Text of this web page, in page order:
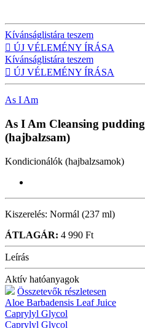
Kívánságlistára teszem
 ÚJ VÉLEMÉNY ÍRÁSA
Kívánságlistára teszem
 ÚJ VÉLEMÉNY ÍRÁSA
As I Am
As I Am Cleansing pudding
(hajbalzsam)
Kondicionálók (hajbalzsamok)
Kiszerelés: Normál (237 ml)
ÁTLAGÁR: 4 990 Ft
Leírás
Aktív hatóanyagok
Összetevők részletesen
Aloe Barbadensis Leaf Juice
Caprylyl Glycol
Caprylyl Glycol